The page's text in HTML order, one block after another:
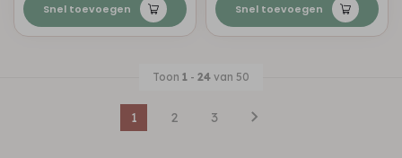
Snel toevoegen Snel toevoegen
Toon 1 - 24 van 50
1 2 3